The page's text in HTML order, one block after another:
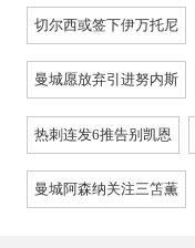
切尔西或签下伊万托尼
曼城愿放弃引进努内斯
热刺连发6推告别凯恩
曼城阿森纳关注三笘薫